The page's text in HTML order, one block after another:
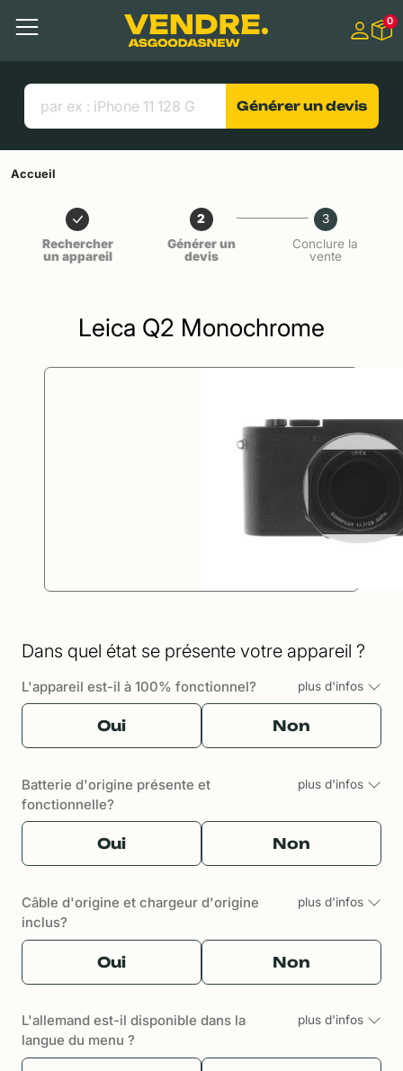
Contenu principal
Menu
Liens utiles
0
Générer un devis
Accueil
Rechercher
un appareil
2
Générer un
devis
3
Conclure la
vente
Leica Q2 Monochrome
Dans quel état se présente votre appareil ?
L'appareil est-il à 100% fonctionnel? plus d'infos
Oui Non
Batterie d'origine présente et
fonctionnelle?
plus d'infos
Oui Non
Câble d'origine et chargeur d'origine
inclus?
plus d'infos
Oui Non
L'allemand est-il disponible dans la
langue du menu ?
plus d'infos